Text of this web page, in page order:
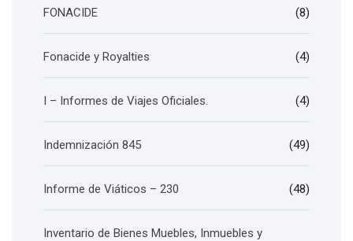
FONACIDE (8)
Fonacide y Royalties (4)
I – Informes de Viajes Oficiales. (4)
Indemnización 845 (49)
Informe de Viáticos – 230 (48)
Inventario de Bienes Muebles, Inmuebles y